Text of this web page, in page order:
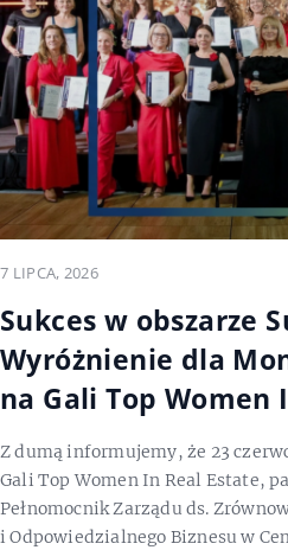
Sukces w obszarze
Wyróżnienie dla
na Gali Top Women
7 LIPCA, 2026
Z dumą informujemy, że 23
Gali Top Women In Real Estate,
Pełnomocnik Zarządu ds.
i Odpowiedzialnego Biznesu w